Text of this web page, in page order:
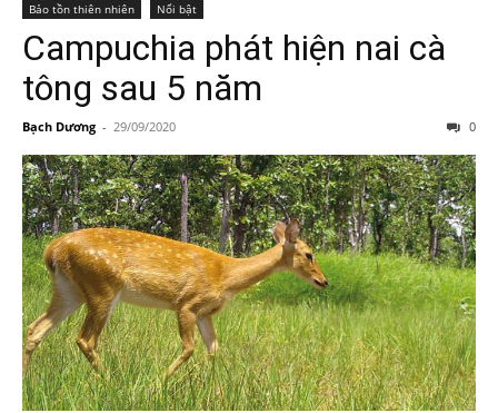
Bảo tồn thiên nhiên Nổi bật
Campuchia phát hiện nai cà
tông sau 5 năm
Bạch Dương - 29/09/2020 0